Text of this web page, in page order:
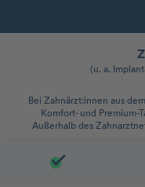
(u. a.
Bei Zahnärzt:innen aus
Komfort- und Premium-
Außerhalb des